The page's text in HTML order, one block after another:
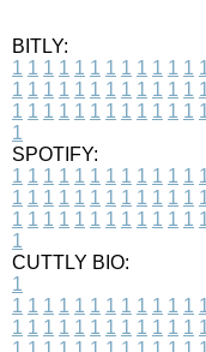
BITLY:
1 1 1 1 1 1 1 1 1 1 1 1
1 1 1 1 1 1 1 1 1 1 1 1
1 1 1 1 1 1 1 1 1 1 1 1
1
SPOTIFY:
1 1 1 1 1 1 1 1 1 1 1 1
1 1 1 1 1 1 1 1 1 1 1 1
1 1 1 1 1 1 1 1 1 1 1 1
1
CUTTLY BIO:
1
1 1 1 1 1 1 1 1 1 1 1 1
1 1 1 1 1 1 1 1 1 1 1 1